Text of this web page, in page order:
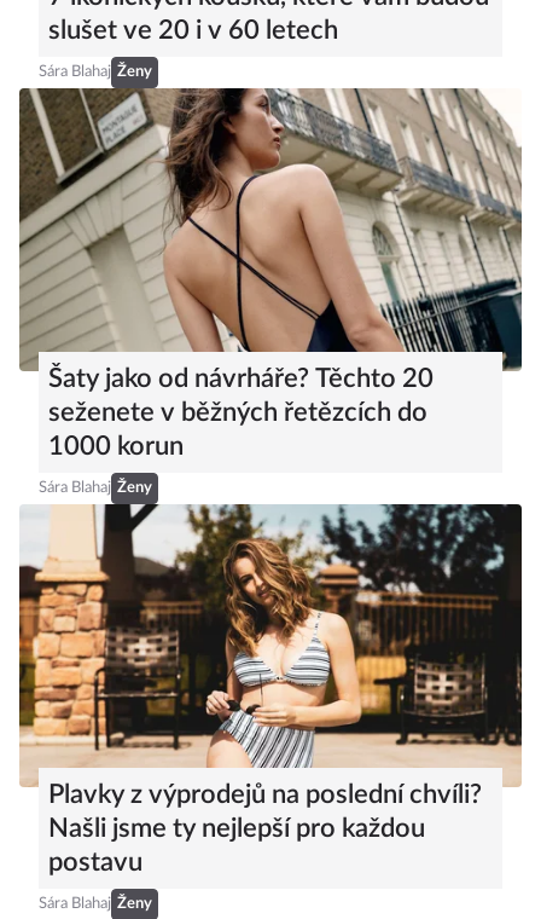
slušet ve 20 i v 60 letech
Sára Blahaj Ženy
Šaty jako od návrháře? Těchto 20
seženete v běžných řetězcích do
1000 korun
Sára Blahaj Ženy
Plavky z výprodejů na poslední chvíli?
Našli jsme ty nejlepší pro každou
postavu
Sára Blahaj Ženy